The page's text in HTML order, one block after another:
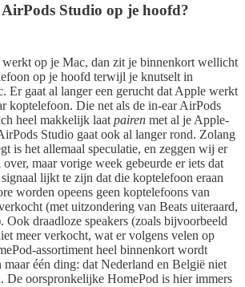
Studio op je hoofd?
op je Mac, dan zit je binnenkort wellicht
op je hoofd terwijl je knutselt in
Er gaat al langer een gerucht dat Apple werkt
koptelefoon. Die net als de in-ear AirPods
heel makkelijk laat pairen met al je Apple-
Studio gaat ook al langer rond. Zolang
is het allemaal speculatie, en zeggen wij er
maar vorige week gebeurde er iets dat
lijkt te zijn dat die koptelefoon eraan
worden opeens geen koptelefoons van
(met uitzondering van Beats uiteraard,
Ook draadloze speakers (zoals bijvoorbeeld
meer verkocht, wat er volgens velen op
assortiment heel binnenkort wordt
één ding: dat Nederland en België niet
De oorspronkelijke HomePod is hier immers